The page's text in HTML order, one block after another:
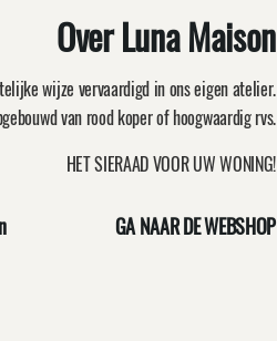
Over Luna Maison
wijze vervaardigd in ons eigen atelier.
van rood koper of hoogwaardig rvs.
HET SIERAAD VOOR UW WONING!
GA NAAR DE WEBSHOP